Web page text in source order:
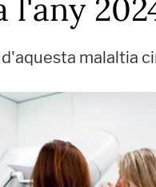
l'any
malaltia